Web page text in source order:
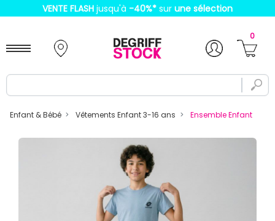
VENTE FLASH jusqu'à -40%* sur une sélection
0
Enfant & Bébé Vêtements Enfant 3-16 ans Ensemble Enfant